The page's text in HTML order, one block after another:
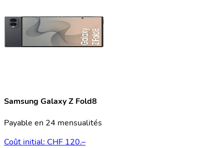
Samsung Galaxy Z Fold8
Payable en 24 mensualités
Coût initial: CHF 120.–